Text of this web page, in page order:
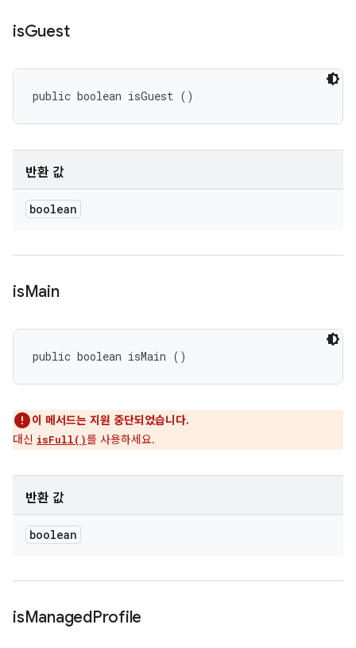
isGuest
public boolean isGuest ()
반환 값
boolean
isMain
public boolean isMain ()
이 메서드는 지원 중단되었습니다.
대신 isFull()를 사용하세요.
반환 값
boolean
isManagedProfile